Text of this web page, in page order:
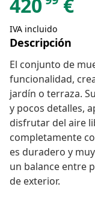
420 €
IVA incluido
Descripción
El conjunto de
funcionalidad,
jardín o terraza.
y pocos detalles,
disfrutar del aire
completamente
es duradero y
un balance entre
de exterior.